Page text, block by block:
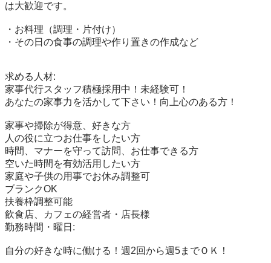
は大歓迎です。
・お料理（調理・片付け）
・その日の食事の調理や作り置きの作成など
求める人材:
家事代行スタッフ積極採用中！未経験可！
あなたの家事力を活かして下さい！向上心のある方！
家事や掃除が得意、好きな方
人の役に立つお仕事をしたい方
時間、マナーを守って訪問、お仕事できる方
空いた時間を有効活用したい方
家庭や子供の用事でお休み調整可
ブランクOK
扶養枠調整可能
飲食店、カフェの経営者・店長様
勤務時間・曜日:
自分の好きな時に働ける！週2回から週5までＯＫ！